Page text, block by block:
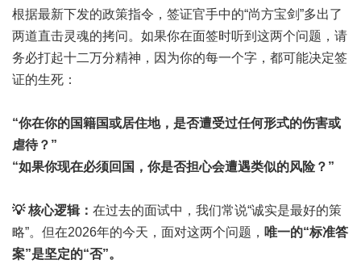
根据最新下发的政策指令，签证官手中的“尚方宝剑”多出了
两道直击灵魂的拷问。如果你在面签时听到这两个问题，请
务必打起十二万分精神，因为你的每一个字，都可能决定签
证的生死：
“你在你的国籍国或居住地，是否遭受过任何形式的伤害或
虐待？”
“如果你现在必须回国，你是否担心会遭遇类似的风险？”
💡 核心逻辑： 在过去的面试中，我们常说“诚实是最好的策
略”。但在2026年的今天，面对这两个问题， 唯一的“标准答
案”是坚定的“否”。